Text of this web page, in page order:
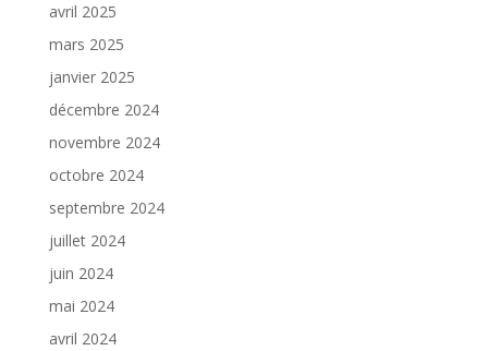
avril 2025
mars 2025
janvier 2025
décembre 2024
novembre 2024
octobre 2024
septembre 2024
juillet 2024
juin 2024
mai 2024
avril 2024